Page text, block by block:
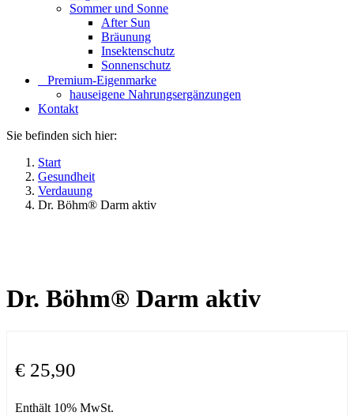
Sommer und Sonne
After Sun
Bräunung
Insektenschutz
Sonnenschutz
⠀​Premium-Eigenmarke
hauseigene Nahrungsergänzungen
Kontakt
Sie befinden sich hier:
Start
Gesundheit
Verdauung
Dr. Böhm® Darm aktiv
Dr. Böhm® Darm aktiv
€ 25,90
Enthält 10% MwSt.